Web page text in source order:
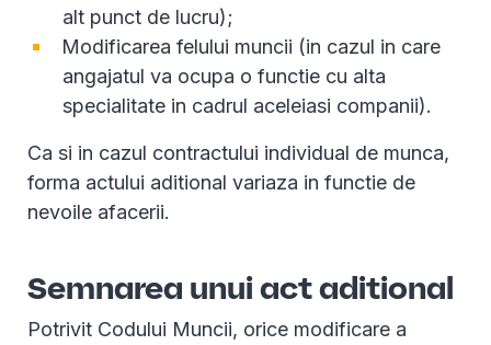
alt punct de lucru);
Modificarea felului muncii (in cazul in care
angajatul va ocupa o functie cu alta
specialitate in cadrul aceleiasi companii).
Ca si in cazul contractului individual de munca,
forma actului aditional variaza in functie de
nevoile afacerii.
Semnarea unui act aditional
Potrivit Codului Muncii, orice modificare a